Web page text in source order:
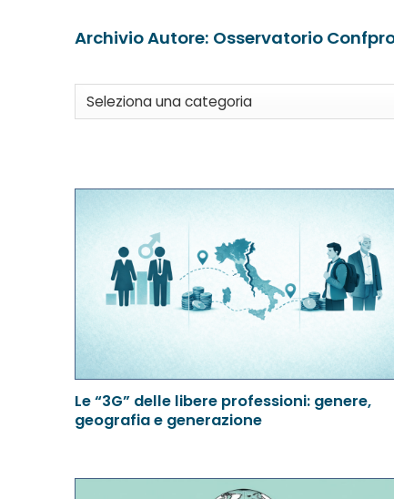
Archivio Autore: Osservatorio
Le “3G” delle libere professioni: genere,
geografia e generazione